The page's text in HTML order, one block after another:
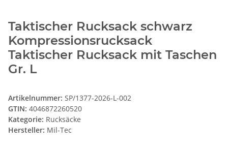
Taktischer Rucksack schwarz
Kompressionsrucksack
Taktischer Rucksack mit Taschen
Gr. L
Artikelnummer: SP/1377-2026-L-002
GTIN: 4046872260520
Kategorie: Rucksäcke
Hersteller: Mil-Tec